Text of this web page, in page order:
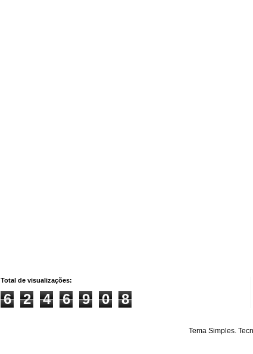
Total de visualizações:
6 2 4 6 9 0 8
Tema Simples.